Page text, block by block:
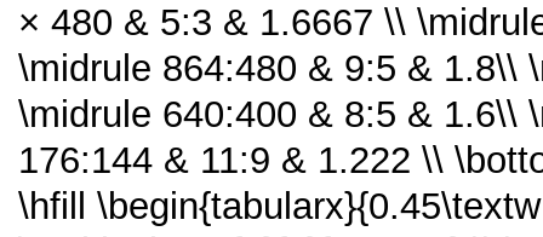
× 480 & 5:3 & 1.6667 \\
\midrule 864:480 & 9:5 & 1.8\\
\midrule 640:400 & 8:5 & 1.6\\
176:144 & 11:9 & 1.222 \\
\hfill